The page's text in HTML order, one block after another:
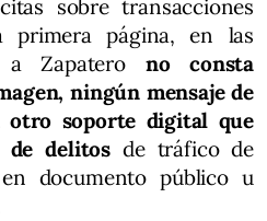
sobre transacciones
primera página, en las
a Zapatero no consta
ningún mensaje de
otro soporte digital que
de delitos de tráfico de
documento público u